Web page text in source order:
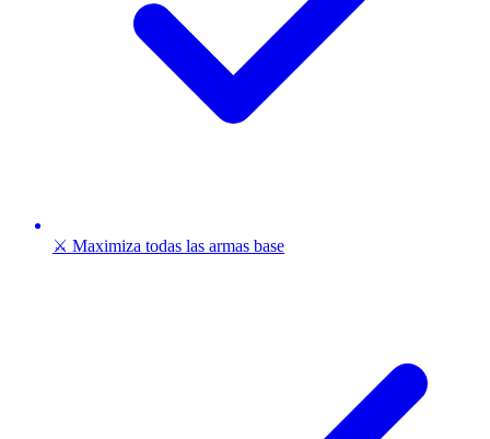
⚔️ Maximiza todas las armas base